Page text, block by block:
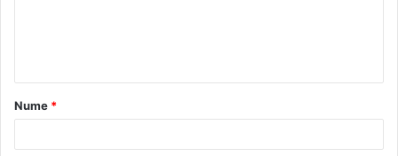
a
r
Nume *